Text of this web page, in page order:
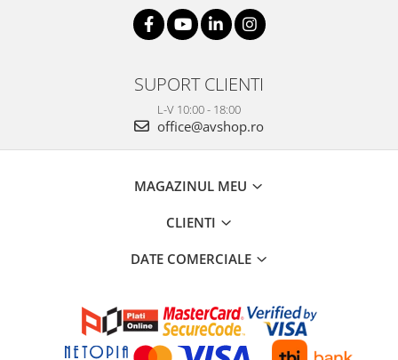
SUPORT CLIENTI
L-V 10:00 - 18:00
office@avshop.ro
MAGAZINUL MEU
CLIENTI
DATE COMERCIALE